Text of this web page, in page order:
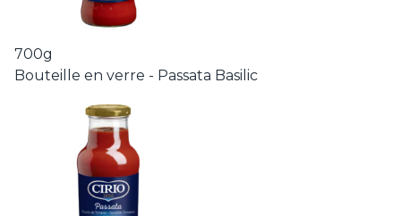
700g
Bouteille en verre - Passata Basilic